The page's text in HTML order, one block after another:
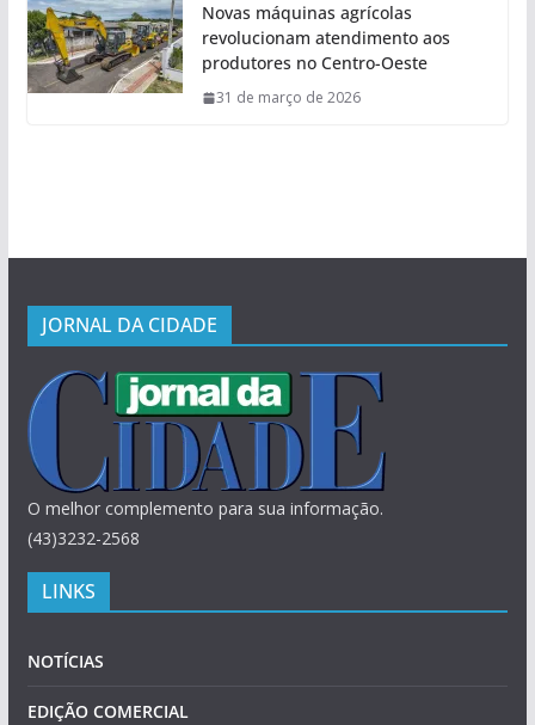
Novas máquinas agrícolas
revolucionam atendimento aos
produtores no Centro-Oeste
31 de março de 2026
JORNAL DA CIDADE
O melhor complemento para sua informação.
(43)3232-2568
LINKS
NOTÍCIAS
EDIÇÃO COMERCIAL